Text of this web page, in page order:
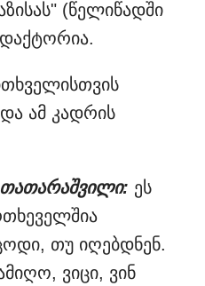
(წელიწადში
ამ კადრის
თათარაშვილი: ეს
თუ იღებდნენ.
ვიცი, ვინ